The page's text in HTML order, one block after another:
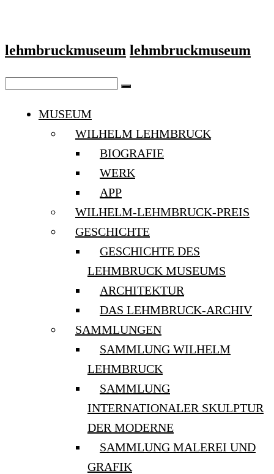
lehmbruckmuseum lehmbruckmuseum
MUSEUM
WILHELM LEHMBRUCK
BIOGRAFIE
WERK
APP
WILHELM-LEHMBRUCK-PREIS
GESCHICHTE
GESCHICHTE DES
LEHMBRUCK MUSEUMS
ARCHITEKTUR
DAS LEHMBRUCK-ARCHIV
SAMMLUNGEN
SAMMLUNG WILHELM
LEHMBRUCK
SAMMLUNG
INTERNATIONALER SKULPTUR
DER MODERNE
SAMMLUNG MALEREI UND
GRAFIK